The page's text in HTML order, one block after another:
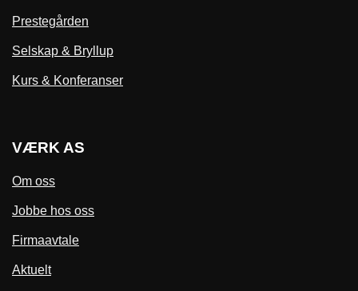
Prestegården
Selskap & Bryllup
Kurs & Konferanser
VÆRK AS
Om oss
Jobbe hos oss
Firmaavtale
Aktuelt